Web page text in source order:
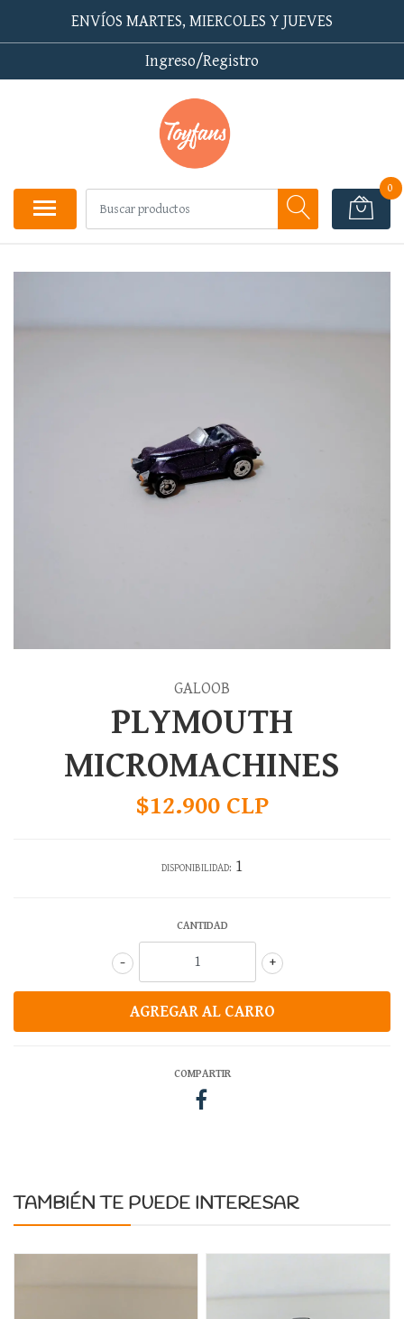
ENVÍOS MARTES, MIERCOLES Y JUEVES
Ingreso/Registro
0
GALOOB
PLYMOUTH
MICROMACHINES
$12.900 CLP
DISPONIBILIDAD: 1
CANTIDAD
+
-
COMPARTIR
TAMBIÉN TE PUEDE INTERESAR